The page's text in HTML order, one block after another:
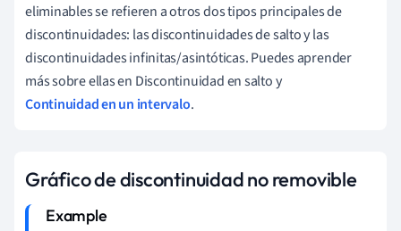
eliminables se refieren a otros dos tipos principales de
discontinuidades: las discontinuidades de salto y las
discontinuidades infinitas/asintóticas. Puedes aprender
más sobre ellas en Discontinuidad en salto y
Continuidad en un intervalo.
Gráfico de discontinuidad no removible